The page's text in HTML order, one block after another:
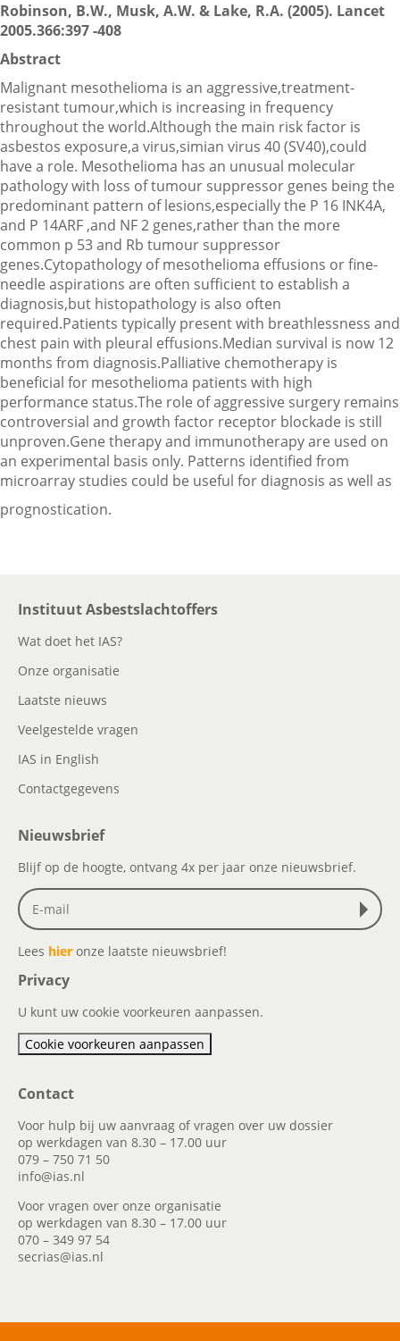
Robinson, B.W., Musk, A.W. & Lake, R.A. (2005). Lancet
2005.366:397 -408
Abstract
Malignant mesothelioma is an aggressive,treatment-
resistant tumour,which is increasing in frequency
throughout the world.Although the main risk factor is
asbestos exposure,a virus,simian virus 40 (SV40),could
have a role. Mesothelioma has an unusual molecular
pathology with loss of tumour suppressor genes being the
predominant pattern of lesions,especially the P 16 INK4A,
and P 14ARF ,and NF 2 genes,rather than the more
common p 53 and Rb tumour suppressor
genes.Cytopathology of mesothelioma effusions or fine-
needle aspirations are often sufficient to establish a
diagnosis,but histopathology is also often
required.Patients typically present with breathlessness and
chest pain with pleural effusions.Median survival is now 12
months from diagnosis.Palliative chemotherapy is
beneficial for mesothelioma patients with high
performance status.The role of aggressive surgery remains
controversial and growth factor receptor blockade is still
unproven.Gene therapy and immunotherapy are used on
an experimental basis only. Patterns identified from
microarray studies could be useful for diagnosis as well as
prognostication.
Instituut Asbestslachtoffers
Wat doet het IAS?
Onze organisatie
Laatste nieuws
Veelgestelde vragen
IAS in English
Contactgegevens
Nieuwsbrief
Blijf op de hoogte, ontvang 4x per jaar onze nieuwsbrief.
Lees hier onze laatste nieuwsbrief!
Privacy
U kunt uw cookie voorkeuren aanpassen.
Cookie voorkeuren aanpassen
Contact
Voor hulp bij uw aanvraag of vragen over uw dossier
op werkdagen van 8.30 – 17.00 uur
079 – 750 71 50
info@ias.nl
Voor vragen over onze organisatie
op werkdagen van 8.30 – 17.00 uur
070 – 349 97 54
secrias@ias.nl